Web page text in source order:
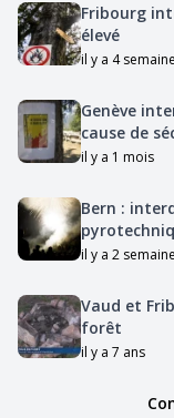
Fribourg
élevé
il y a 4
Genève
cause de
il y a 1 mois
Bern :
il y a 2
Vaud et
forêt
il y a 7 ans